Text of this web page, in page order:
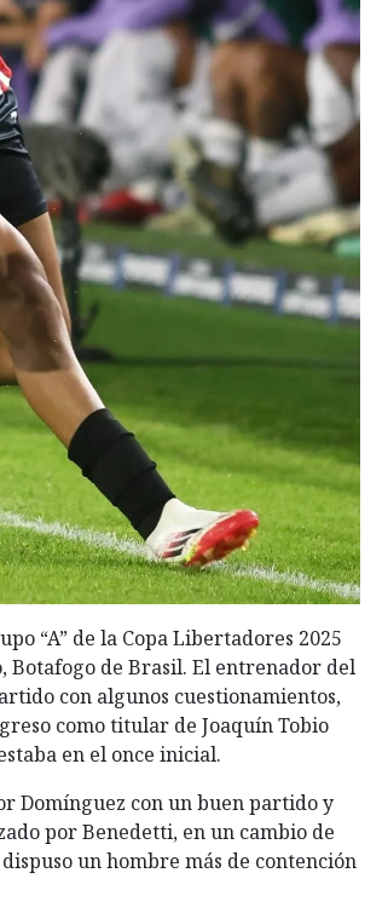
“A” de la Copa Libertadores 2025
Botafogo de Brasil. El entrenador del
con algunos cuestionamientos,
como titular de Joaquín Tobio
en el once inicial.
Domínguez con un buen partido y
por Benedetti, en un cambio de
un hombre más de contención